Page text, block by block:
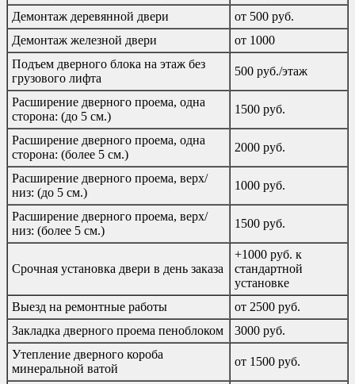
Демонтаж деревянной двери
от 500 руб.
Демонтаж железной двери
от 1000
Подъем дверного блока на этаж без
грузового лифта
500 руб./этаж
Расширение дверного проема, одна
сторона: (до 5 см.)
1500 руб.
Расширение дверного проема, одна
сторона: (более 5 см.)
2000 руб.
Расширение дверного проема, верх/
низ: (до 5 см.)
1000 руб.
Расширение дверного проема, верх/
низ: (более 5 см.)
1500 руб.
Срочная установка двери в день заказа
+1000 руб. к
стандартной
установке
Выезд на ремонтные работы
от 2500 руб.
Закладка дверного проема пеноблоком
3000 руб.
Утепление дверного короба
минеральной ватой
от 1500 руб.